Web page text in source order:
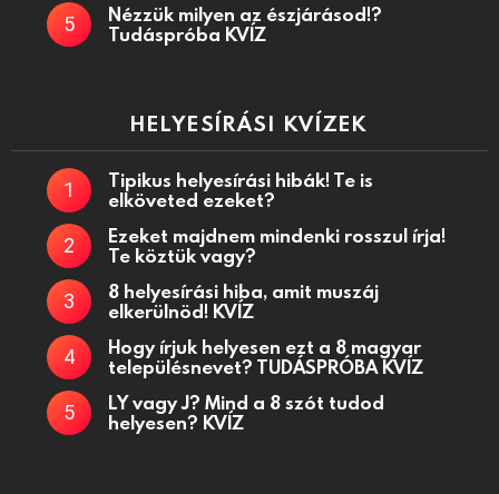
Nézzük milyen az észjárásod!?
Tudáspróba KVÍZ
HELYESÍRÁSI KVÍZEK
Tipikus helyesírási hibák! Te is
elköveted ezeket?
Ezeket majdnem mindenki rosszul írja!
Te köztük vagy?
8 helyesírási hiba, amit muszáj
elkerülnöd! KVÍZ
Hogy írjuk helyesen ezt a 8 magyar
településnevet? TUDÁSPRÓBA KVÍZ
LY vagy J? Mind a 8 szót tudod
helyesen? KVÍZ